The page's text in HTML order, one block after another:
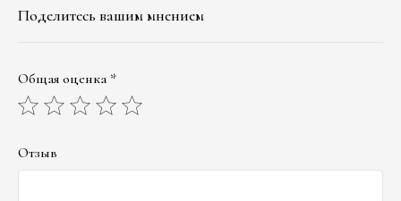
Поделитесь вашим мнением
Общая оценка *
Отзыв